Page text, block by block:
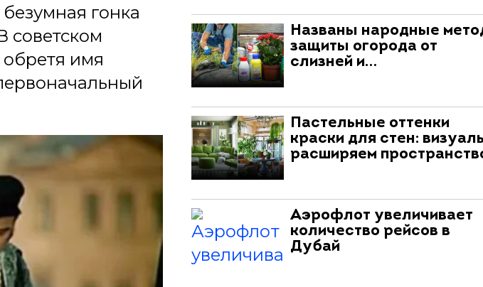
гонка
советском
имя
Названы народные
защиты огорода от
слизней и…
Пастельные оттенки
краски для стен:
расширяем
Аэрофлот увеличивает
количество рейсов в
Дубай